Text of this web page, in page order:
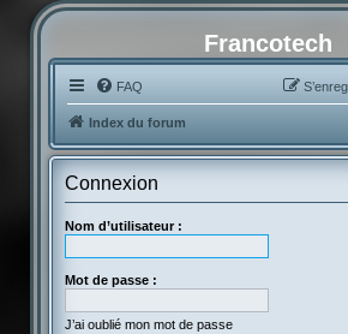
Francotech
FAQ
Index du forum
Connexion
Nom d’utilisateur :
Mot de passe :
J’ai oublié mon mot de passe